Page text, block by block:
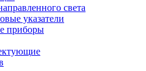
света
указатели
приборы